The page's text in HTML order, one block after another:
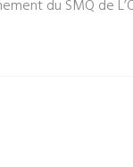
du SMQ de